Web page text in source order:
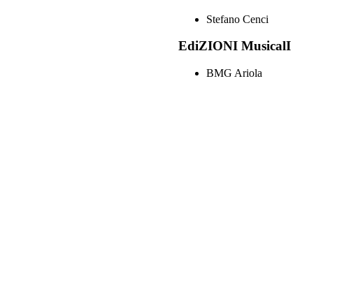
Stefano Cenci
EdiZIONI MusicalI
BMG Ariola